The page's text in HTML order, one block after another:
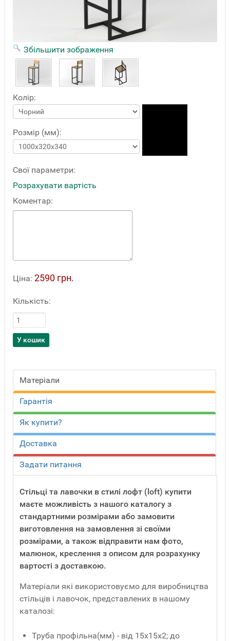
Збільшити зображення
Колір:
Розмір (мм):
Свої параметри:
Розрахувати вартість
Коментар:
Ціна: 2590 грн.
Кількість:
Матеріали
Гарантія
Як купити?
Доставка
Задати питання
Стільці та лавочки в стилі лофт (loft) купити
маєте можливість з нашого каталогу з
стандартними розмірами або замовити
виготовлення на замовлення зі своїми
розмірами, а також відправити нам фото,
малюнок, креслення з описом для розрахунку
вартості з доставкою.
Матеріали які використовуємо для виробництва
стільців і лавочок, представлених в нашому
каталозі:
Труба профільна(мм) - від 15x15x2; до